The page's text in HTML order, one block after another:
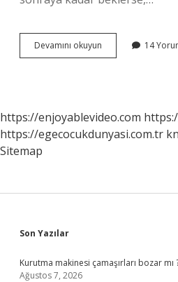
Devamını okuyun Yatarken
Zikir
14
https://enjoyablevideo.com
https://egecocukdunyasi.com.tr
Sitemap
Sidebar
Son Yazılar
Kurutma makinesi çamaşırları bozar mı
Ağustos 7, 2026